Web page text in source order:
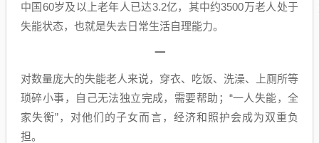
中国60岁及以上老年人已达3.2亿，其中约3500万老人处于
失能状态，也就是失去日常生活自理能力。
一
对数量庞大的失能老人来说，穿衣、吃饭、洗澡、上厕所等
琐碎小事，自己无法独立完成，需要帮助；“一人失能，全
家失衡”，对他们的子女而言，经济和照护会成为双重负
担。